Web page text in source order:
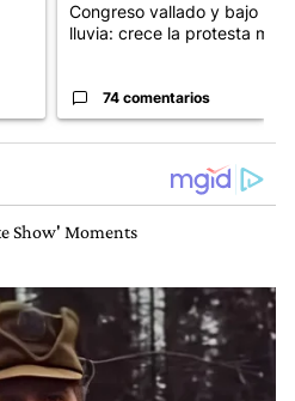
Congreso vallado y bajo la
lluvia: crece la protesta mi...
74 comentarios